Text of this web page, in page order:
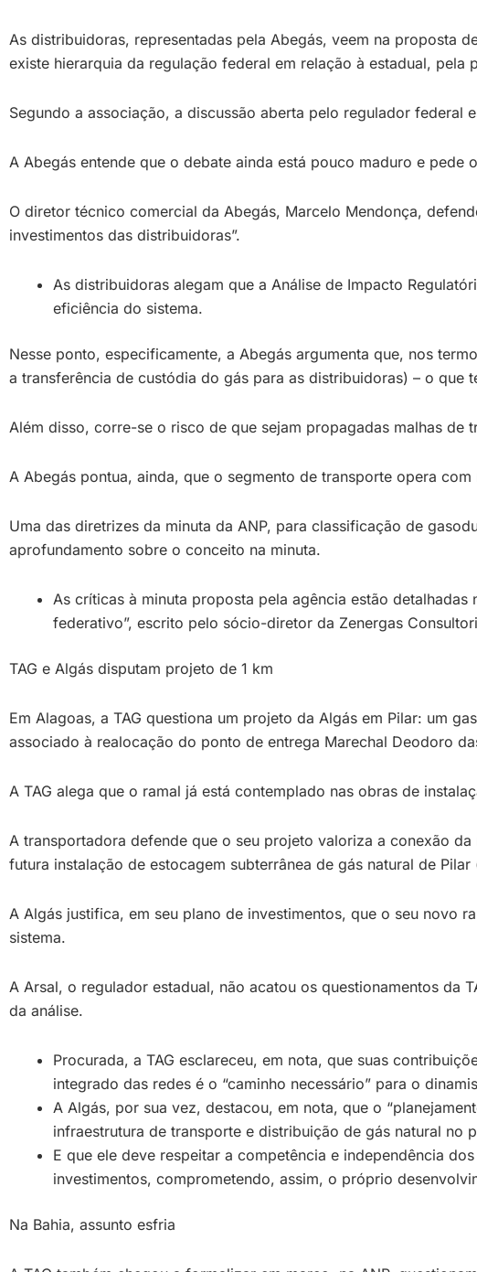
As distribuidoras, representadas pela Abegás, veem na proposta
existe hierarquia da regulação federal em relação à estadual, pela
Segundo a associação, a discussão aberta pelo regulador federal
A Abegás entende que o debate ainda está pouco maduro e
O diretor técnico comercial da Abegás, Marcelo Mendonça,
investimentos das distribuidoras”.
As distribuidoras alegam que a Análise de Impacto
eficiência do sistema.
Nesse ponto, especificamente, a Abegás argumenta que, nos
a transferência de custódia do gás para as distribuidoras) – o que
Além disso, corre-se o risco de que sejam propagadas malhas de
A Abegás pontua, ainda, que o segmento de transporte opera
Uma das diretrizes da minuta da ANP, para classificação de
aprofundamento sobre o conceito na minuta.
As críticas à minuta proposta pela agência estão
federativo”, escrito pelo sócio-diretor da Zenergas
TAG e Algás disputam projeto de 1 km
Em Alagoas, a TAG questiona um projeto da Algás em Pilar: um
associado à realocação do ponto de entrega Marechal Deodoro
A TAG alega que o ramal já está contemplado nas obras de
A transportadora defende que o seu projeto valoriza a conexão
futura instalação de estocagem subterrânea de gás natural de
A Algás justifica, em seu plano de investimentos, que o seu novo
sistema.
A Arsal, o regulador estadual, não acatou os questionamentos da
da análise.
Procurada, a TAG esclareceu, em nota, que suas
integrado das redes é o “caminho necessário” para o
A Algás, por sua vez, destacou, em nota, que o
infraestrutura de transporte e distribuição de gás natural no
E que ele deve respeitar a competência e independência
investimentos, comprometendo, assim, o próprio
Na Bahia, assunto esfria